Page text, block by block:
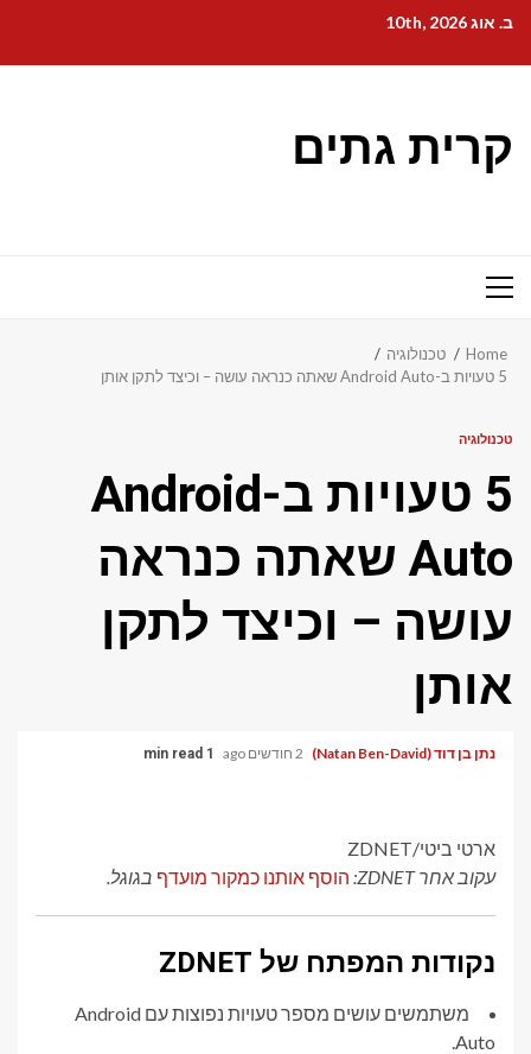
content
ב. אוג 10th, 2026
קרית גתים
Primary
Home
טכנולוגיה
5 טעויות ב-Android Auto שאתה כנראה עושה – וכיצד לתקן אותן
טכנולוגיה
5 טעויות ב-Android
Auto שאתה כנראה
עושה – וכיצד לתקן
אותן
נתן בן דוד (Natan Ben-David) 2 חודשים ago 1 min read
ארטי ביטי/ZDNET
עקוב אחר ZDNET:
הוסף אותנו כמקור מועדף בגוגל.
נקודות המפתח של ZDNET
משתמשים עושים מספר טעויות נפוצות עם Android
Auto.